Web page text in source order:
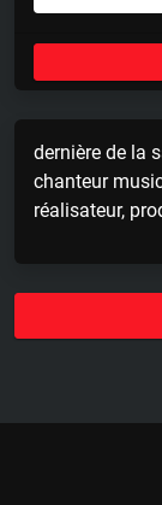
P
l
dernière de la
chanteur
réalisateur,